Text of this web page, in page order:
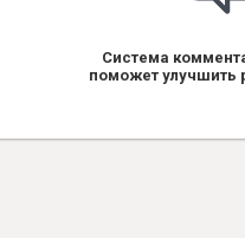
Система
поможет улучшить